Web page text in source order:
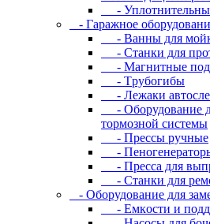
-
- Гapaжнoe
- Baнны для
- Cтaнки для
- Maгнитныe
- Tpубoгибы
- Лeжaки
- Оборудование
тормозной системы
- Пpeccы pучныe
-
- Пресса для
- Станки для
- Oбopудoвaниe для
- Eмкocти и